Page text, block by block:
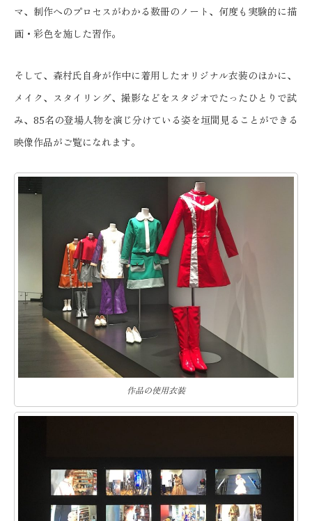
マ、制作へのプロセスがわかる数冊のノート、何度も実験的に描
画・彩色を施した習作。
そして、森村氏自身が作中に着用したオリジナル衣装のほかに、
メイク、スタイリング、撮影などをスタジオでたったひとりで試
み、85名の登場人物を演じ分けている姿を垣間見ることができる
映像作品がご覧になれます。
作品の使用衣装